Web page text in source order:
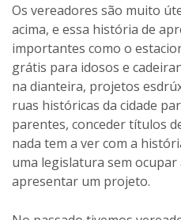
Os vereadores são muito
acima, e essa história de
importantes como o
grátis para idosos e
na dianteira, projetos
ruas históricas da cidade
parentes, conceder títulos
nada tem a ver com a
uma legislatura sem
apresentar um projeto.